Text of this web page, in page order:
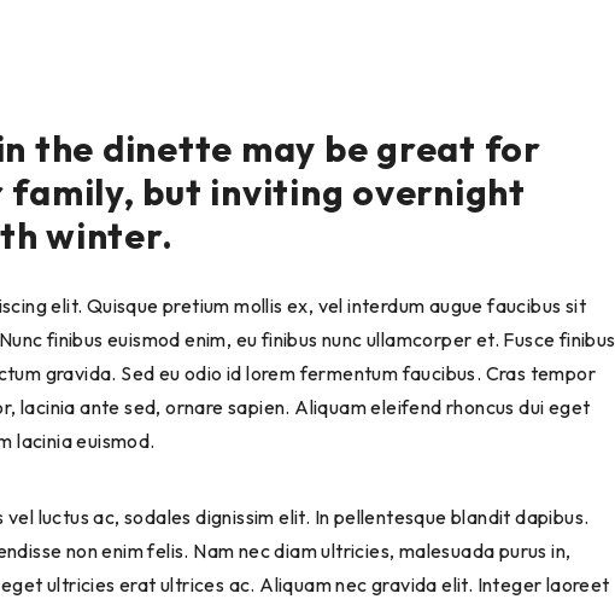
the dinette may be great for
family, but inviting overnight
winter.
elit. Quisque pretium mollis ex, vel interdum augue faucibus sit
finibus euismod enim, eu finibus nunc ullamcorper et. Fusce finibus
gravida. Sed eu odio id lorem fermentum faucibus. Cras tempor
ante sed, ornare sapien. Aliquam eleifend rhoncus dui eget
lacinia euismod.
luctus ac, sodales dignissim elit. In pellentesque blandit dapibus.
non enim felis. Nam nec diam ultricies, malesuada purus in,
ultricies erat ultrices ac. Aliquam nec gravida elit. Integer laoreet